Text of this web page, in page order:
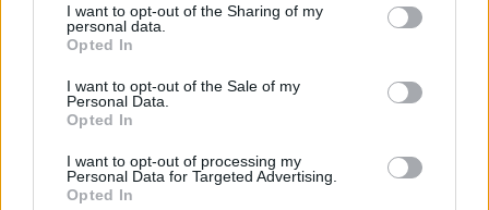
I want to opt-out of the Sharing of my
personal data.
Opted In
I want to opt-out of the Sale of my
Personal Data.
Opted In
I want to opt-out of processing my
Personal Data for Targeted Advertising.
Opted In
Pasaulis
Stalino šešėlis virš
Pasaulis